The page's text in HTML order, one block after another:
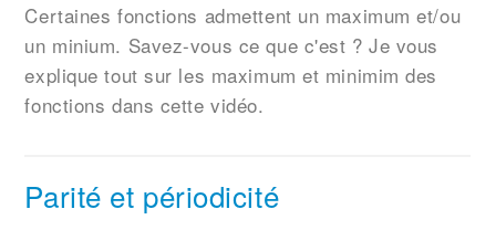
Certaines fonctions admettent un maximum et/ou
un minium. Savez-vous ce que c'est ? Je vous
explique tout sur les maximum et minimim des
fonctions dans cette vidéo.
Parité et périodicité